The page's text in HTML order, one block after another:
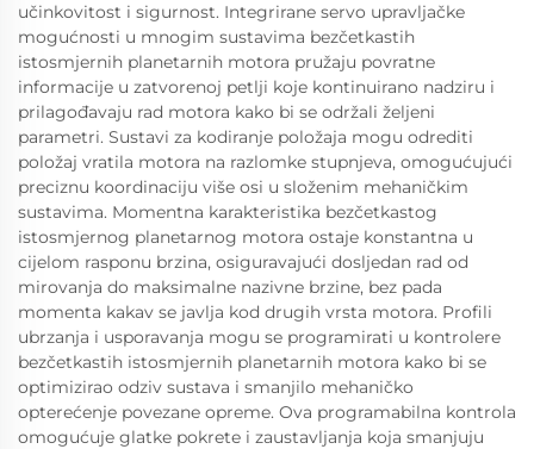
učinkovitost i sigurnost. Integrirane servo upravljačke
mogućnosti u mnogim sustavima bezčetkastih
istosmjernih planetarnih motora pružaju povratne
informacije u zatvorenoj petlji koje kontinuirano nadziru i
prilagođavaju rad motora kako bi se održali željeni
parametri. Sustavi za kodiranje položaja mogu odrediti
položaj vratila motora na razlomke stupnjeva, omogućujući
preciznu koordinaciju više osi u složenim mehaničkim
sustavima. Momentna karakteristika bezčetkastog
istosmjernog planetarnog motora ostaje konstantna u
cijelom rasponu brzina, osiguravajući dosljedan rad od
mirovanja do maksimalne nazivne brzine, bez pada
momenta kakav se javlja kod drugih vrsta motora. Profili
ubrzanja i usporavanja mogu se programirati u kontrolere
bezčetkastih istosmjernih planetarnih motora kako bi se
optimizirao odziv sustava i smanjilo mehaničko
opterećenje povezane opreme. Ova programabilna kontrola
omogućuje glatke pokrete i zaustavljanja koja smanjuju